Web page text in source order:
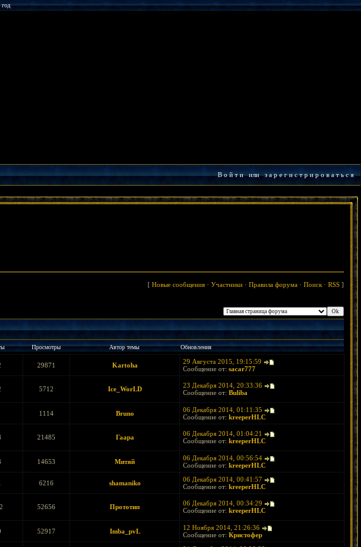
год
В о й т иилиз а р е г и с т р и р о в а т ь с я
[ Новые сообщения · Участники · Правила форума · Поиск · RSS ]
Просмотры Автор темы Обновления
29871 Kartoha
29 Августа 2015, 19:15:59
Сообщение от: sacar777
5712 Ice_WorLD
23 Декабря 2014, 20:33:36
Сообщение от: Buliba
1114 Bruno
06 Декабря 2014, 01:11:35
Сообщение от: kreeperHLC
21485 Гаара
06 Декабря 2014, 01:04:21
Сообщение от: kreeperHLC
14653 Митяй
06 Декабря 2014, 00:56:54
Сообщение от: kreeperHLC
6216 shamaniko
06 Декабря 2014, 00:41:57
Сообщение от: kreeperHLC
52656 Прототип
06 Декабря 2014, 00:34:29
Сообщение от: kreeperHLC
52917 Imba_pvL
12 Ноября 2014, 21:26:36
Сообщение от: Кристофер